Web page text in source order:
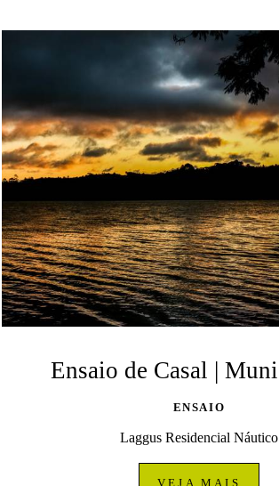
ENSAIO
Laggus Residencial Náutico
VEJA MAIS